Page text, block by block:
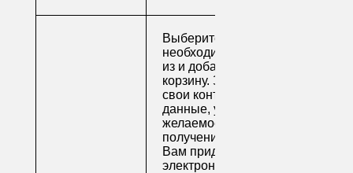
Выберите
необходимые товары
из и добавьте их в
корзину. Заполните
свои контактные
данные, укажите
желаемое время
получения заказа.
Вам придет по
электронной почте